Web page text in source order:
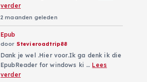
verder
2 maanden geleden
Epub
door Stevieroadtrip88
Dank je wel .Hier voor.Ik ga denk ik die
EpubReader for windows ki … Lees
verder